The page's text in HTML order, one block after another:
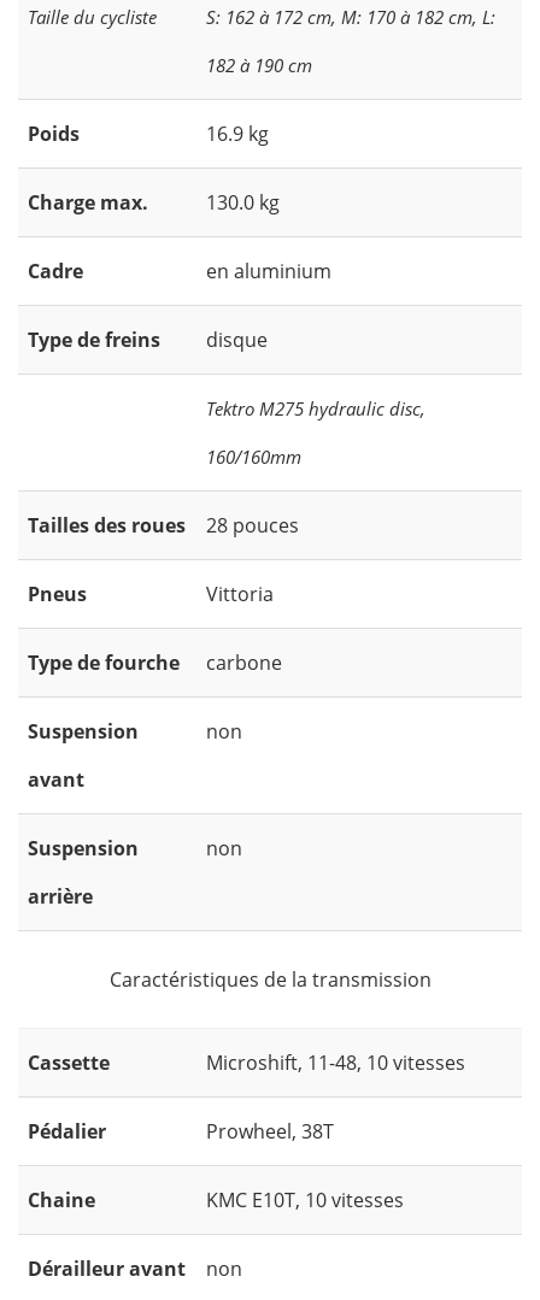
Taille du cycliste
S: 162 à 172 cm, M: 170 à 182 cm, L:
182 à 190 cm
Poids 16.9 kg
Charge max. 130.0 kg
Cadre en aluminium
Type de freins disque
Tektro M275 hydraulic disc,
160/160mm
Tailles des roues 28 pouces
Pneus Vittoria
Type de fourche carbone
Suspension
avant
non
Suspension
arrière
non
Caractéristiques de la transmission
Cassette Microshift, 11-48, 10 vitesses
Pédalier Prowheel, 38T
Chaine KMC E10T, 10 vitesses
Dérailleur avant non